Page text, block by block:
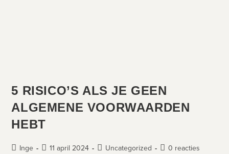
5 RISICO’S ALS JE GEEN
ALGEMENE VOORWAARDEN
HEBT
Inge 11 april 2024 Uncategorized 0 reacties